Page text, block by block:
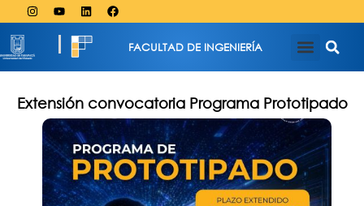
FACULTAD DE INGENIERÍA
Extensión convocatoria Programa Prototipado